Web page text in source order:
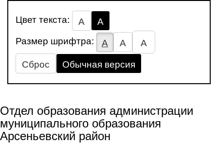
Цвет текста: А
А
Размер шрифтра:
А А
А
Сброс
Обычная версия
Отдел образования администрации
муниципального образования
Арсеньевский район